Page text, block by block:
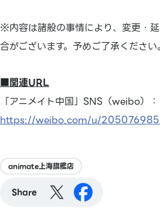
※内容は諸般の事情により、変更・
合がございます。予めご了承ください。
■関連URL
「アニメイト中国」SNS（weibo）：
https://weibo.com/u/
animate上海旗艦店
Share